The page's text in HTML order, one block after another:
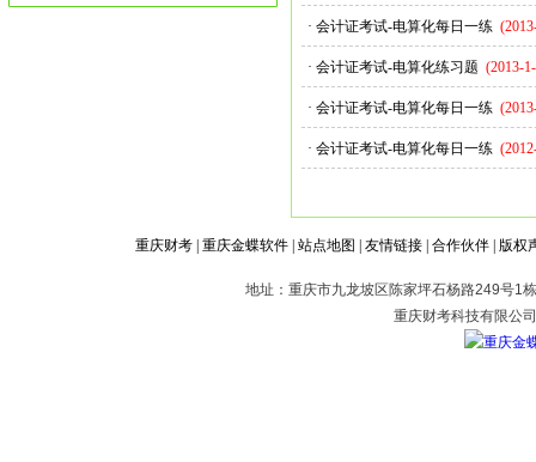
· 会计证考试-电算化每日一练
· 会计证考试-电算化练习题 (2013-
· 会计证考试-电算化每日一练
· 会计证考试-电算化每日一练
重庆财考 重庆金蝶软件 站点地图 友情链接 合作伙伴 版权
地址：重庆市九龙坡区陈家坪石杨路249号1
重庆财考科技有限公